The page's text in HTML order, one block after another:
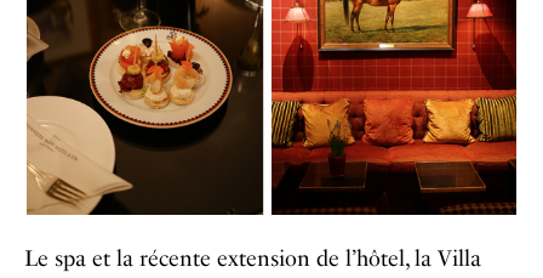
Le spa et la récente extension de l’hôtel, la Villa